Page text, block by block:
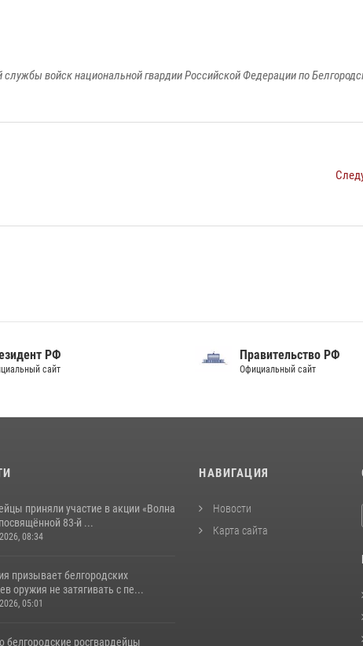
войск национальной гвардии Российской Федерации по
РФ
сайт
Правительство РФ
Официальный сайт
приняли участие в акции «Волна
83‑й ...
08:34
призывает белгородских
оружия не затягивать с пе...
05:01
белгородские росгвардейцы
НАВИГАЦИЯ
Новости
Карта сайта